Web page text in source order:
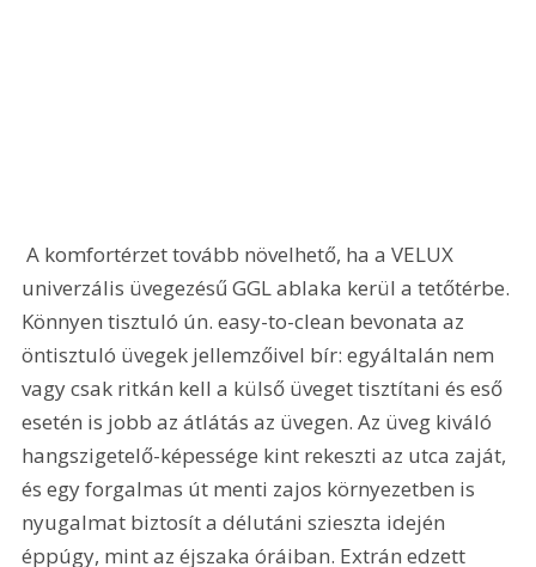
A komfortérzet tovább növelhető, ha a VELUX
univerzális üvegezésű GGL ablaka kerül a tetőtérbe.
Könnyen tisztuló ún. easy-to-clean bevonata az
öntisztuló üvegek jellemzőivel bír: egyáltalán nem
vagy csak ritkán kell a külső üveget tisztítani és eső
esetén is jobb az átlátás az üvegen. Az üveg kiváló
hangszigetelő-képessége kint rekeszti az utca zaját,
és egy forgalmas út menti zajos környezetben is
nyugalmat biztosít a délutáni szieszta idején
éppúgy, mint az éjszaka óráiban. Extrán edzett